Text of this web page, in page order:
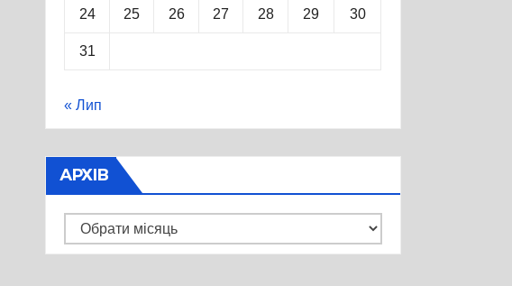
24 25 26 27 28 29 30
31
« Лип
АРХІВ
Архів